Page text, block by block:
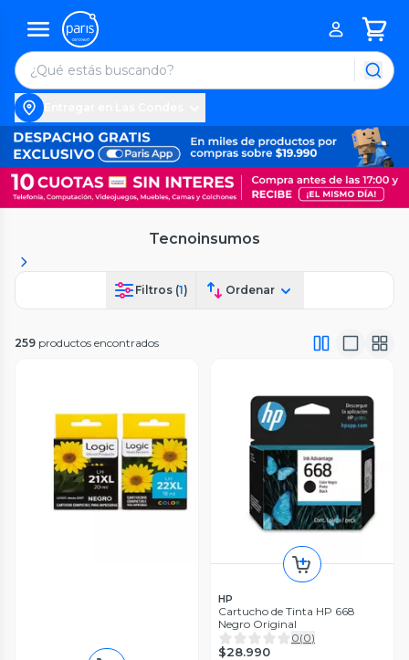
Tecnoinsumos
Filtros (1) Ordenar
259 productos encontrados
HP
Cartucho de Tinta HP 668
Negro Original
0(0)
$28.990